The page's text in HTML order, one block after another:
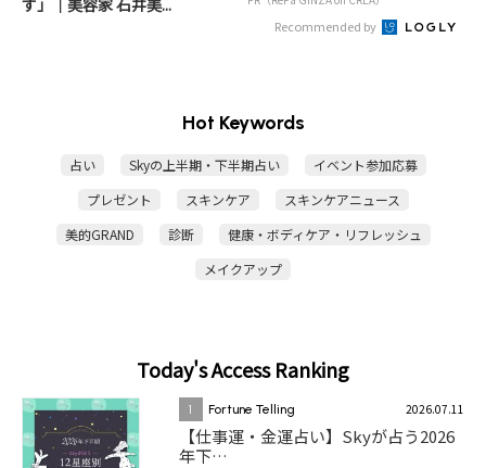
Recommended by
Hot Keywords
占い Skyの上半期・下半期占い
イベント参加応募
プレゼント
スキンケア
スキンケアニュース
美的GRAND
診断
健康・ボディケア・リフレッシュ
メイクアップ
Today's Access Ranking
1 Fortune Telling 2026.07.11
【仕事運・金運占い】Skyが占う2026
年下…